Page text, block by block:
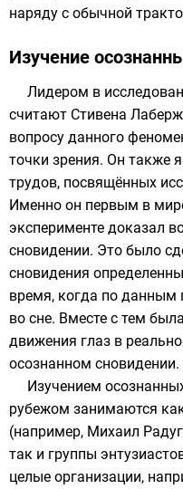
наряду с обычной
Изучение
Лидером в
считают Стивена
вопросу данного
точки зрения. Он также
трудов, посвящённых
Именно он первым в
эксперименте доказал
сновидении. Это было
сновидения
время, когда по данным
во сне. Вместе с тем
движения глаз в
осознанном сновидении.
Изучением
рубежом занимаются
(например, Михаил
так и группы
целые организации,